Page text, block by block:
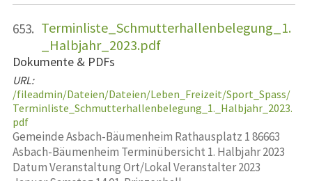
653. Terminliste_Schmutterhallenbelegung_1.
_Halbjahr_2023.pdf
Dokumente & PDFs
URL:
/fileadmin/Dateien/Dateien/Leben_Freizeit/Sport_Spass/
Terminliste_Schmutterhallenbelegung_1._Halbjahr_2023.
pdf
Gemeinde Asbach-Bäumenheim Rathausplatz 1 86663
Asbach-Bäumenheim Terminübersicht 1. Halbjahr 2023
Datum Veranstaltung Ort/Lokal Veranstalter 2023